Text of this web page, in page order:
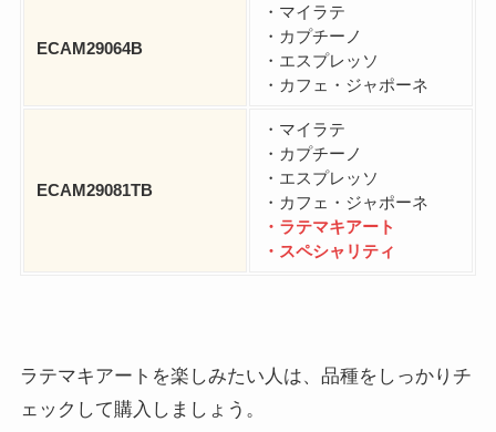
ECAM29064B
・マイラテ
・カプチーノ
・エスプレッソ
・カフェ・ジャポーネ
ECAM29081TB
・マイラテ
・カプチーノ
・エスプレッソ
・カフェ・ジャポーネ
・ラテマキアート
・スペシャリティ
ラテマキアートを楽しみたい人は、品種をしっかりチ
ェックして購入しましょう。